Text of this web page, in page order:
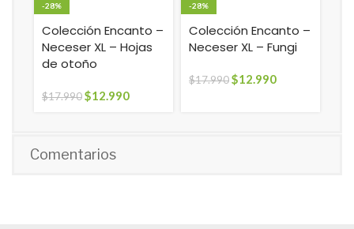
-28%
Colección Encanto –
Neceser XL – Hojas
de otoño
$17.990$12.990
-28%
Colección Encanto –
Neceser XL – Fungi
$17.990$12.990
Comentarios